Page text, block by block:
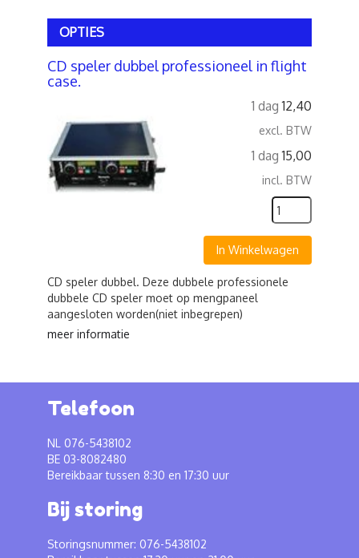
OPTIES
CD speler dubbel professioneel in flight
case.
1 dag 12,40
excl. BTW
1 dag 15,00
incl. BTW
In Winkelwagen
CD speler dubbel. Deze dubbele professionele
dubbele CD speler moet op mengpaneel
aangesloten worden(niet inbegrepen)
meer informatie
Telefoon
NL 076-5438102
BE 03-8082480
Bereikbaar tussen 8:30 en 17:30 uur
Bij storing
Storingsnummer: 076-5438102